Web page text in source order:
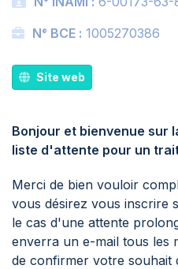
N° BCE : 1005270386
Site web
Bonjour et bienvenue sur
liste d'attente pour un
Merci de bien vouloir
vous désirez vous inscrire
le cas d'une attente
enverra un e-mail tous les
de confirmer votre souhait